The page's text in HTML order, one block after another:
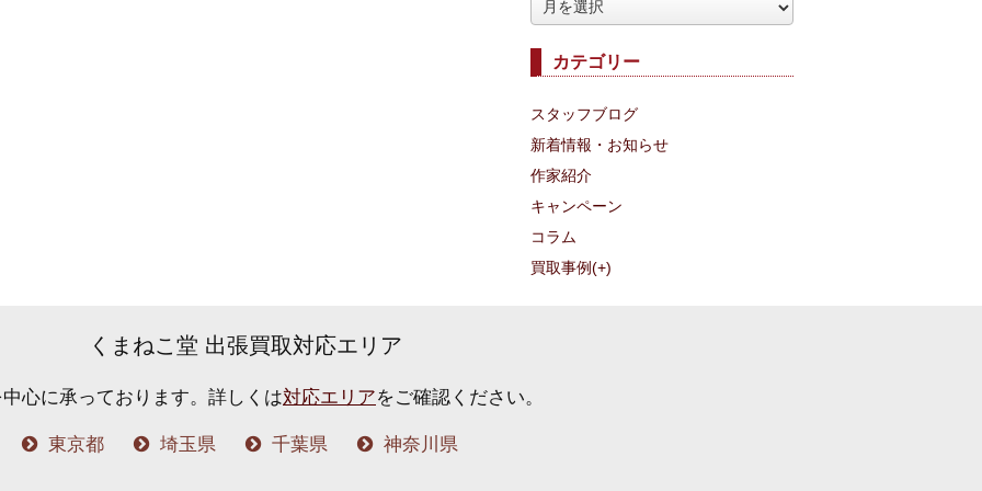
カテゴリー
スタッフブログ
新着情報・お知らせ
作家紹介
キャンペーン
コラム
買取事例(+)
くまねこ堂 出張買取対応エリア
心に承っております。 詳しくは対応エリアをご確認ください。
東京都 埼玉県 千葉県 神奈川県